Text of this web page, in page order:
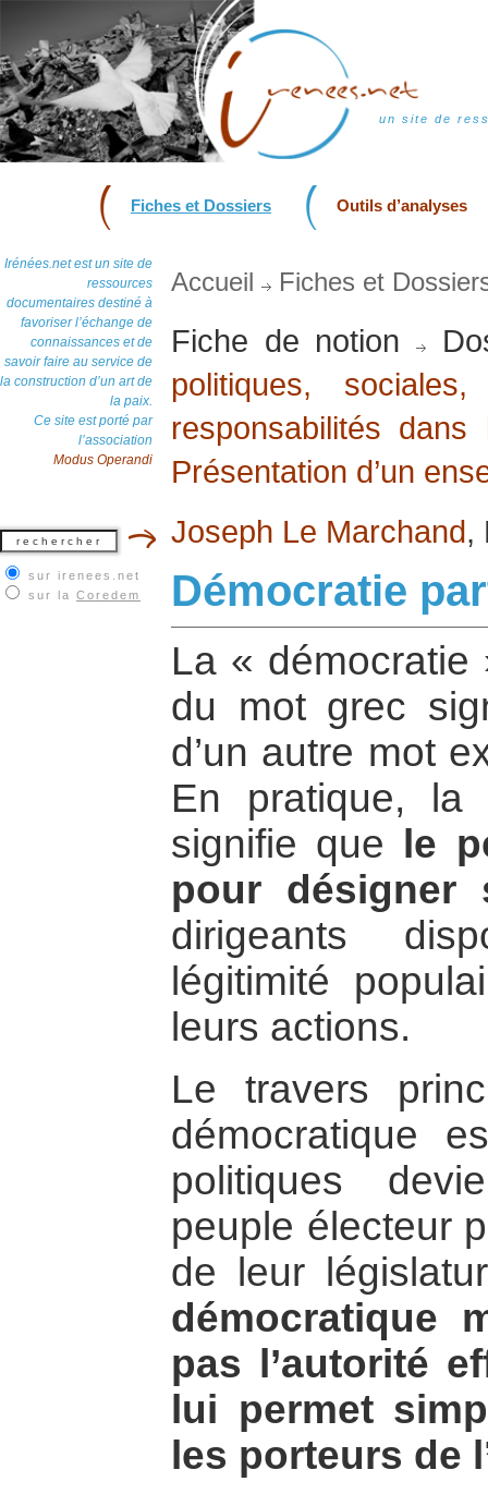
un site de
Fiches et Dossiers Outils d’analyses
Irénées.net est un site de
ressources
documentaires destiné à
favoriser l’échange de
connaissances et de
savoir faire au service de
la construction d’un art de
la paix.
Ce site est porté par
l’association
Modus Operandi
sur irenees.net
sur la Coredem
Accueil Fiches et
Fiche de notion
politiques,
responsabilités
Présentation d’un
Joseph Le Marchand,
Démocratie
La «
du mot grec
d’un autre mot
En pratique, la
signifie que
le
pour désigner
dirigeants
légitimité
leurs actions.
Le travers
démocratique
politiques
peuple électeur
de leur
démocratique
pas l’autorité
lui permet
les porteurs de